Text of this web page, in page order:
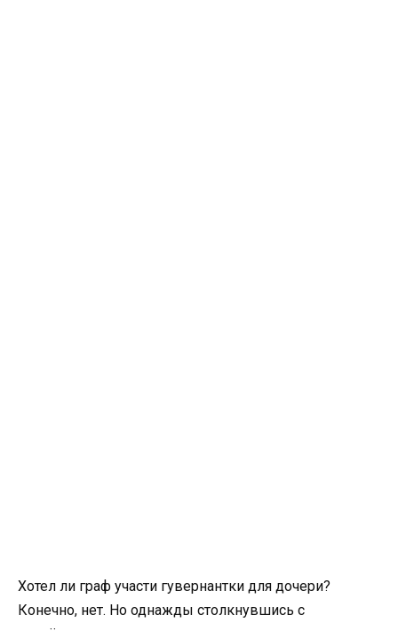
Хотел ли граф участи гувернантки для дочери?
Конечно, нет. Но однажды столкнувшись с